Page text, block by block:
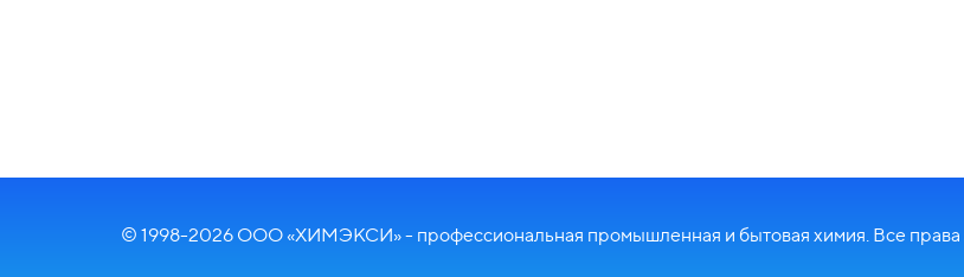
© 1998-2026 ООО «ХИМЭКСИ» - профессиональная промышленная и бытовая химия. Все